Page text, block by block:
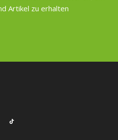
Artikel zu erhalten